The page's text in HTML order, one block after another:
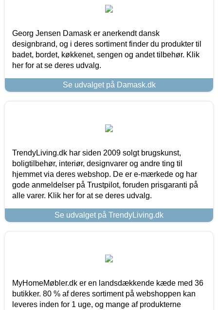
Georg Jensen Damask er anerkendt dansk
designbrand, og i deres sortiment finder du produkter til
badet, bordet, køkkenet, sengen og andet tilbehør. Klik
her for at se deres udvalg.
Se udvalget på Damask.dk
TrendyLiving.dk har siden 2009 solgt brugskunst,
boligtilbehør, interiør, designvarer og andre ting til
hjemmet via deres webshop. De er e-mærkede og har
gode anmeldelser på Trustpilot, foruden prisgaranti på
alle varer. Klik her for at se deres udvalg.
Se udvalget på TrendyLiving.dk
MyHomeMøbler.dk er en landsdækkende kæde med 36
butikker. 80 % af deres sortiment på webshoppen kan
leveres inden for 1 uge, og mange af produkterne